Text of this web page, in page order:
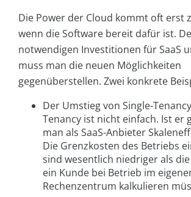
Die Power der Cloud kommt oft erst
wenn die Software bereit dafür ist.
notwendigen Investitionen für SaaS
muss man die neuen Möglichkeiten
gegenüberstellen. Zwei konkrete
Der Umstieg von Single-
Tenancy ist nicht einfach. Ist er
man als SaaS-Anbieter
Die Grenzkosten des Betriebs
sind wesentlich niedriger als
ein Kunde bei Betrieb im
Rechenzentrum kalkulieren